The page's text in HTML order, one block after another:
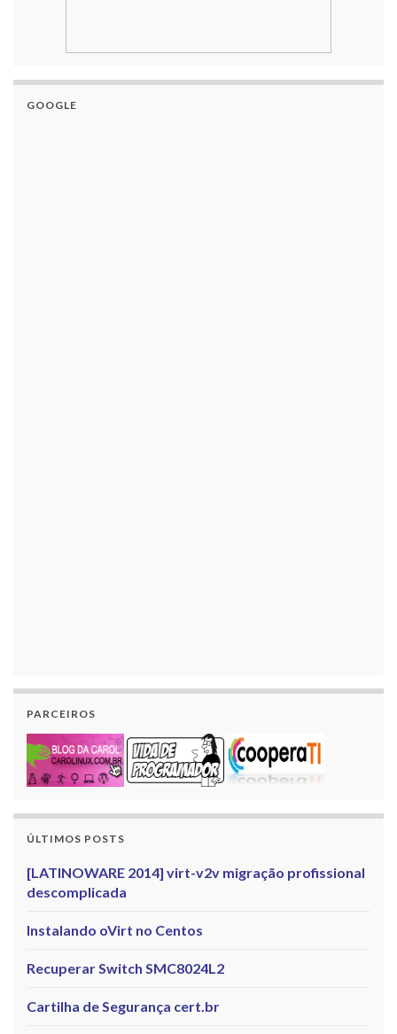
GOOGLE
PARCEIROS
ÚLTIMOS POSTS
[LATINOWARE 2014] virt-v2v migração profissional
descomplicada
Instalando oVirt no Centos
Recuperar Switch SMC8024L2
Cartilha de Segurança cert.br